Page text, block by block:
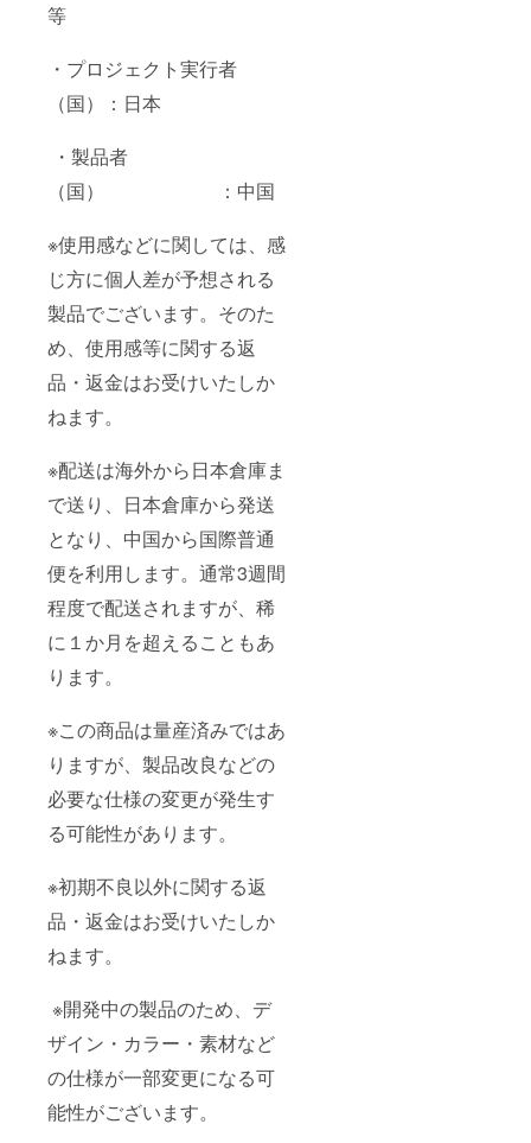
等
・プロジェクト実行者
（国）：日本
・製品者
（国） ：中国
※使用感などに関しては、感
じ方に個人差が予想される
製品でございます。そのた
め、使用感等に関する返
品・返金はお受けいたしか
ねます。
※配送は海外から日本倉庫ま
で送り、日本倉庫から発送
となり、中国から国際普通
便を利用します。通常3週間
程度で配送されますが、稀
に１か月を超えることもあ
ります。
※この商品は量産済みではあ
りますが、製品改良などの
必要な仕様の変更が発生す
る可能性があります。
※初期不良以外に関する返
品・返金はお受けいたしか
ねます。
※開発中の製品のため、デ
ザイン・カラー・素材など
の仕様が一部変更になる可
能性がございます。